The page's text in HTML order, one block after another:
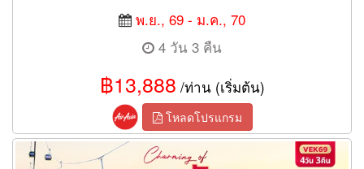
พ.ย., 69 - ม.ค., 70
4 วัน 3 คืน
฿13,888 /ท่าน (เริ่มต้น)
โหลดโปรแกรม
ทัวร์เวียดนามกลาง Charming of ดานัง ฮอยอัน เว้ บานาฮิลล์ 4 วัน 3
คืน